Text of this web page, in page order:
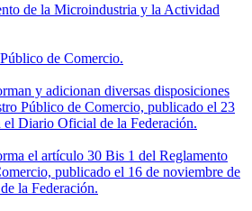
de la Microindustria y la Actividad
de Comercio.
y adicionan diversas disposiciones
Público de Comercio, publicado el 23
el Diario Oficial de la Federación.
el artículo 30 Bis 1 del Reglamento
publicado el 16 de noviembre de
la Federación.